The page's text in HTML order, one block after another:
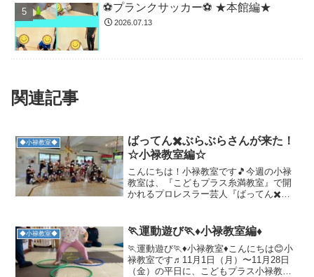
⚽️プランクサッカー⚽️ ★本館編★
2026.07.13
関連記事
◆小禄教室◆
ばってん✖️ぶらぶらさんが来た！
☆小禄教室編☆
こんにちは！小禄教室です🎵今週の小禄
教室は、『こどもプラス糸満教室』で開
かれるプロレスラー芸人『ばってん✖️ぶ
教室の子ども達は興味津々でした👀✨◆
小禄教室編◆そして、ば...
◆小禄教室◆ 🏃運動遊び🏃♦小禄教室編♦
🏃運動遊び🏃♦小禄教室♦こんにちは😊小
禄教室です♬11月1日（月）〜11月28日
（金）の平日に、こどもプラス小禄教室